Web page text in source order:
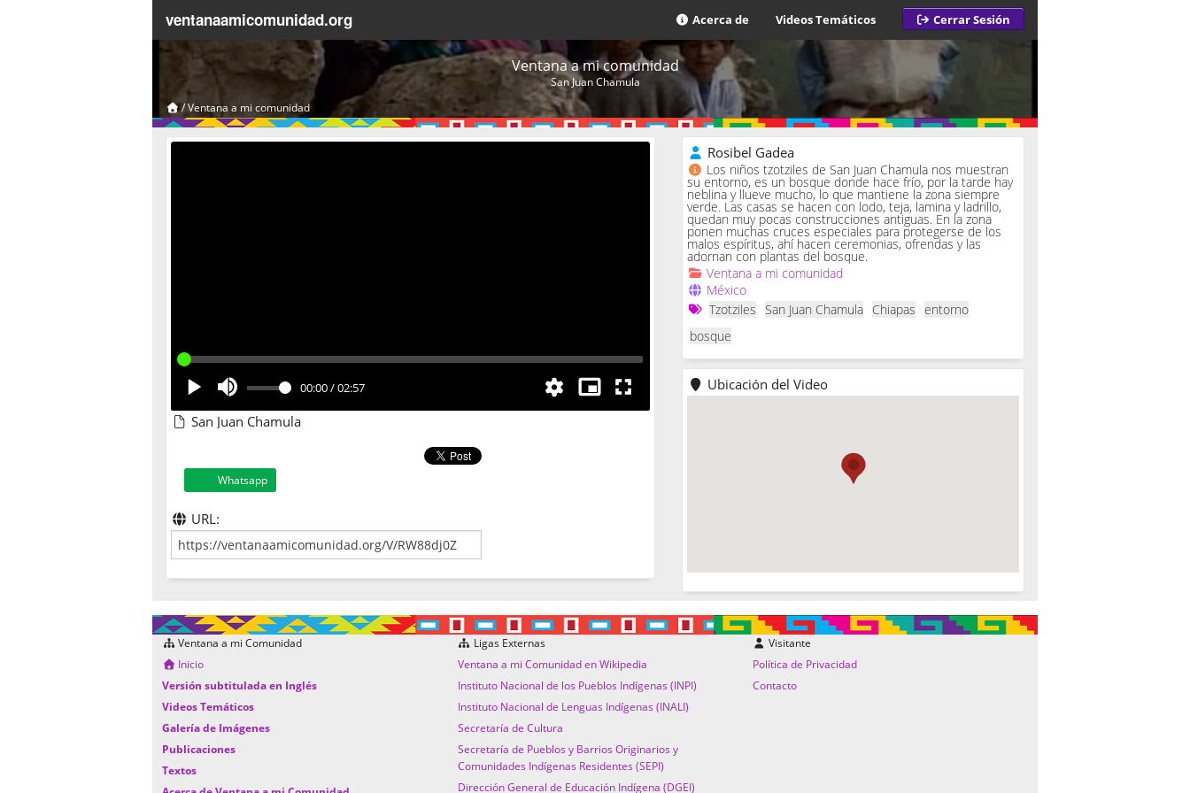
ventanaamicomunidad.org Acerca de Videos Temáticos Cerrar Sesión
Ventana a mi comunidad
San Juan Chamula
/Ventana a mi comunidad
00:00/02:57
San Juan Chamula
Whatsapp
URL:
Rosibel Gadea
Los niños tzotziles de San Juan Chamula nos muestran
su entorno, es un bosque donde hace frío, por la tarde hay
neblina y llueve mucho, lo que mantiene la zona siempre
verde. Las casas se hacen con lodo, teja, lamina y ladrillo,
quedan muy pocas construcciones antiguas. En la zona
ponen muchas cruces especiales para protegerse de los
malos espíritus, ahí hacen ceremonias, ofrendas y las
adornan con plantas del bosque.
Ventana a mi comunidad
México
Tzotziles San Juan Chamula Chiapas entorno
bosque
Ubicación del Video
Ventana a mi Comunidad
Inicio
Versión subtitulada en Inglés
Videos Temáticos
Galería de Imágenes
Publicaciones
Textos
Ligas Externas
Ventana a mi Comunidad en Wikipedia
Instituto Nacional de los Pueblos Indígenas (INPI)
Instituto Nacional de Lenguas Indígenas (INALI)
Secretaría de Cultura
Secretaría de Pueblos y Barrios Originarios y
Comunidades Indígenas Residentes (SEPI)
Dirección General de Educación Indígena (DGEI)
Visitante
Política de Privacidad
Contacto